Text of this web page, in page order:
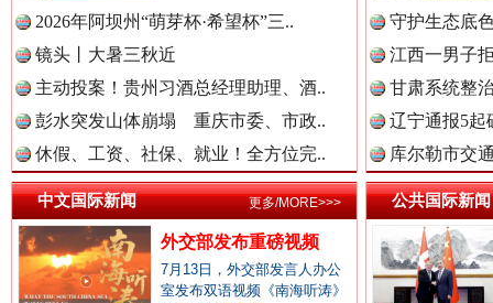
中国法院新闻网.
中国检察新闻网.
中国医药新闻网.
“后车司机肯定在骂我” 全民健
2026年阿坝州“萌芽杯·希望杯”三..
镜头丨大暑三秋近
主动投案！贵州习酒总经理助理、酒..
彭水突发山体崩塌 重庆市委、市政..
休假、工资、社保、就业！全方位完..
守护生态底
江西一男子
甘肃系统整
辽宁通报5起
库尔勒市交
中文国际新闻
外交部发布重磅视频
7月13日，外交部发言人办公
室发布双语视频《南海听涛》
更多/MORE>>> 公共国际新闻